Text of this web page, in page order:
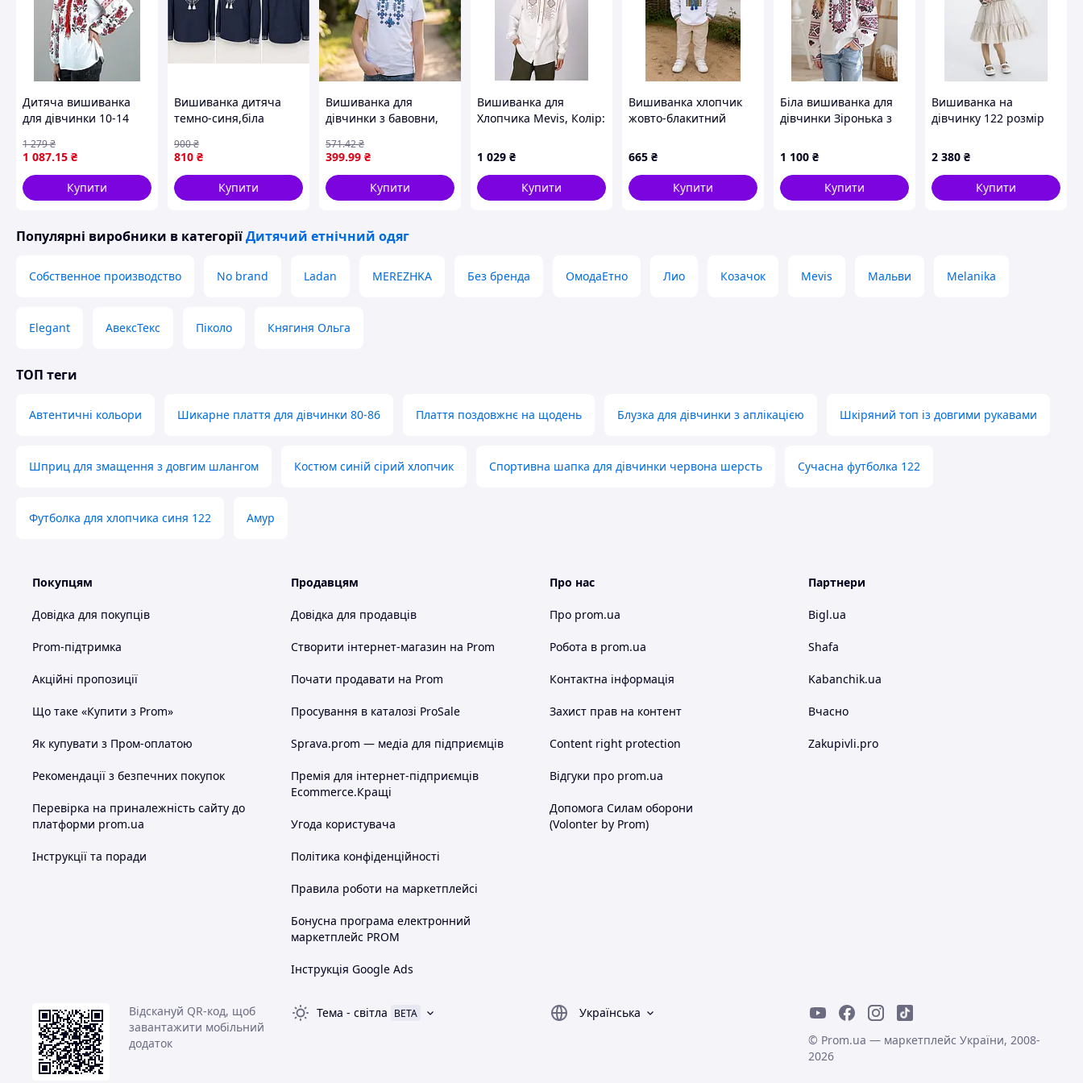
Дитяча вишиванка
для дівчинки 10-14
вишивкою (Q6198).
1 087.15 ₴
1 279₴
Купити
Вишиванка дитяча
темно-синя,біла
вишивка,довгий
рукав.
810 ₴
900₴
Купити
Вишиванка для
дівчинки з бавовни,
Дитяча футболка з
вишивкою / Вишита
футболка для дівчинки
399.99 ₴
571.42₴
Купити
Вишиванка для
Хлопчика Mevis, Колір:
1 029 ₴
Купити
Вишиванка хлопчик
жовто-блакитний
поплін р.98-122 2026
665 ₴
Купити
Біла вишиванка для
дівчинки Зіронька з
1 100 ₴
Купити
Вишиванка на
дівчинку 122 розмір
2 380 ₴
Купити
Популярні виробники в категоріїДитячий етнічний одяг
Собственное производство No brand Ladan MEREZHKA Без бренда ОмодаЕтно Лио Козачок Mevis Мальви Melanika
Elegant АвексТекс Піколо Княгиня Ольга
ТОП теги
Автентичні кольори Шикарне плаття для дівчинки 80-86 Плаття поздовжнє на щодень Блузка для дівчинки з аплікацією Шкіряний топ із довгими рукавами
Шприц для змащення з довгим шлангом Костюм синій сірий хлопчик Спортивна шапка для дівчинки червона шерсть Сучасна футболка 122
Футболка для хлопчика синя 122 Амур
Покупцям
Довідка для покупців
Prom-підтримка
Акційні пропозиції
Що таке «Купити з Prom»
Як купувати з Пром-оплатою
Рекомендації з безпечних покупок
Перевірка на приналежність сайту до
платформи prom.ua
Інструкції та поради
Продавцям
Довідка для продавців
Створити інтернет-магазин на Prom
Почати продавати на Prom
Просування в каталозі ProSale
Sprava.prom — медіа для підприємців
Премія для інтернет-підприємців
Ecommerce.Кращі
Угода користувача
Політика конфіденційності
Правила роботи на маркетплейсі
Бонусна програма електронний
маркетплейс PROM
Інструкція Google Ads
Про нас
Про prom.ua
Робота в prom.ua
Контактна інформація
Захист прав на контент
Content right protection
Відгуки про prom.ua
Допомога Силам оборони
(Volonter by Prom)
Партнери
Bigl.ua
Shafa
Kabanchik.ua
Вчасно
Zakupivli.pro
Відскануй QR-код, щоб
завантажити мобільний
додаток
Тема - світла BETA
Українська
© Prom.ua — маркетплейс України, 2008-
2026